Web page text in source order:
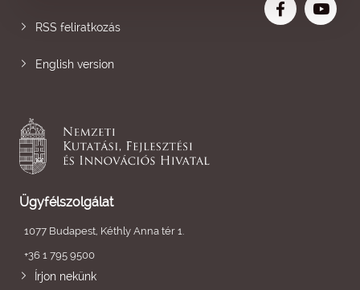
RSS feliratkozás
English version
Ügyfélszolgálat
1077 Budapest, Kéthly Anna tér 1.
+36 1 795 9500
Írjon nekünk